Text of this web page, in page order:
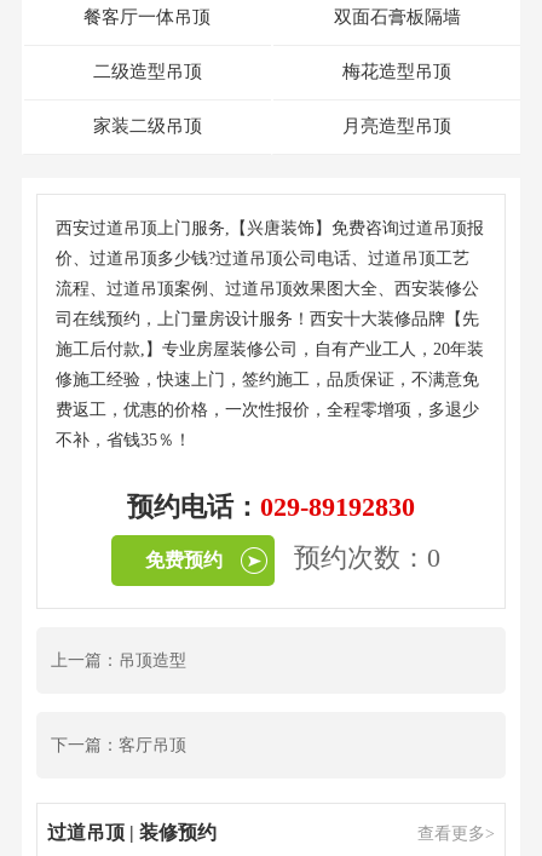
餐客厅一体吊顶 双面石膏板隔墙
二级造型吊顶 梅花造型吊顶
家装二级吊顶 月亮造型吊顶
西安过道吊顶上门服务,【兴唐装饰】免费咨询过道吊顶报
价、过道吊顶多少钱?过道吊顶公司电话、过道吊顶工艺
流程、过道吊顶案例、过道吊顶效果图大全、西安装修公
司在线预约，上门量房设计服务！西安十大装修品牌【先
施工后付款,】专业房屋装修公司，自有产业工人，20年装
修施工经验，快速上门，签约施工，品质保证，不满意免
费返工，优惠的价格，一次性报价，全程零增项，多退少
不补，省钱35％！
预约电话： 029-89192830
免费预约 预约次数：0
上一篇：吊顶造型
下一篇：客厅吊顶
过道吊顶 | 装修预约 查看更多>